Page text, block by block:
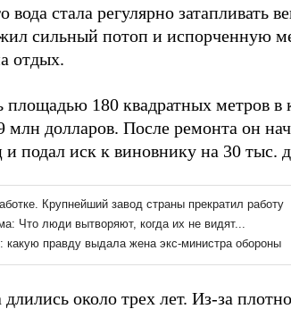
вода стала регулярно затапливать
сильный потоп и испорченную
отдых.
180 квадратных метров в
долларов. После ремонта он
подал иск к виновнику на 30 тыс.
около трех лет. Из-за